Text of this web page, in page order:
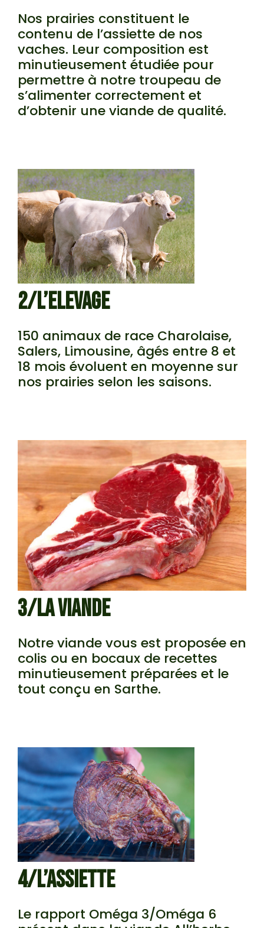
Nos prairies constituent le
contenu de l’assiette de nos
vaches. Leur composition est
minutieusement étudiée pour
permettre à notre troupeau de
s’alimenter correctement et
d’obtenir une viande de qualité.
2/L’ELEVAGE
150 animaux de race Charolaise,
Salers, Limousine, âgés entre 8 et
18 mois évoluent en moyenne sur
nos prairies selon les saisons.
3/LA VIANDE
Notre viande vous est proposée en
colis ou en bocaux de recettes
minutieusement préparées et le
tout conçu en Sarthe.
4/L’ASSIETTE
Le rapport Oméga 3/Oméga 6